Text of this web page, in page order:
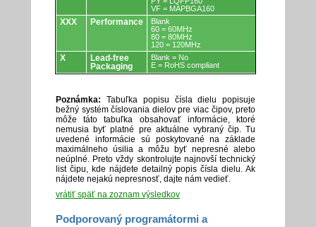
VF = MAPBGA160
XXX Performance
Blank
60 = 60MHz
80 = 80MHz
120 = 120MHz
X
Lead-free
Packaging
Blank = No
E = RoHS compliant
Poznámka: Tabuľka popisu čísla dielu popisuje
bežný systém číslovania dielov pre viac čipov, preto
môže táto tabuľka obsahovať informácie, ktoré
nemusia byť platné pre aktuálne vybraný čip. Tu
uvedené informácie sú poskytované na základe
maximálneho úsilia a môžu byť nepresné alebo
neúplné. Preto vždy skontrolujte najnovší technický
list čipu, kde nájdete detailný popis čísla dielu. Ak
nájdete nejakú nepresnosť, dajte nám vedieť.
vrátiť späť na zoznam výsledkov
Podporovaný programátormi a